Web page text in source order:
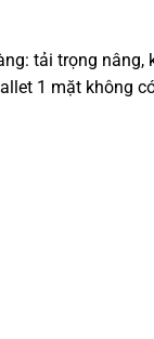
tải trọng nâng,
1 mặt không